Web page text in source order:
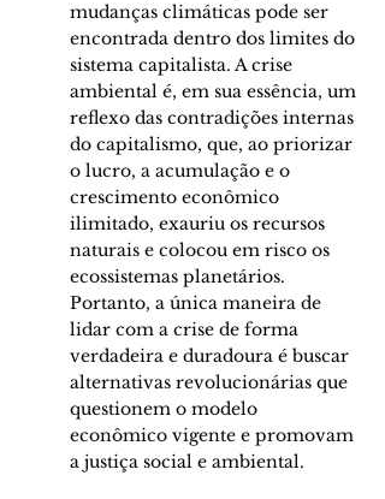
mudanças climáticas pode ser
encontrada dentro dos limites do
sistema capitalista. A crise
ambiental é, em sua essência, um
reflexo das contradições internas
do capitalismo, que, ao priorizar
o lucro, a acumulação e o
crescimento econômico
ilimitado, exauriu os recursos
naturais e colocou em risco os
ecossistemas planetários.
Portanto, a única maneira de
lidar com a crise de forma
verdadeira e duradoura é buscar
alternativas revolucionárias que
questionem o modelo
econômico vigente e promovam
a justiça social e ambiental.